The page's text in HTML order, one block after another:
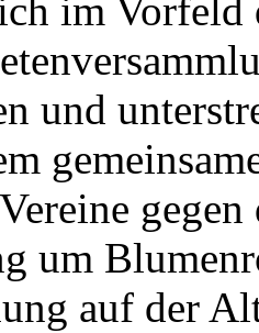
im Vorfeld
und
um
auf der